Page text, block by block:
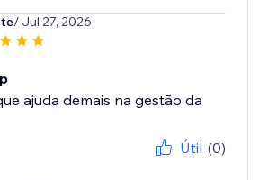
/ Jul 27, 2026
ajuda demais na gestão da
Útil (0)